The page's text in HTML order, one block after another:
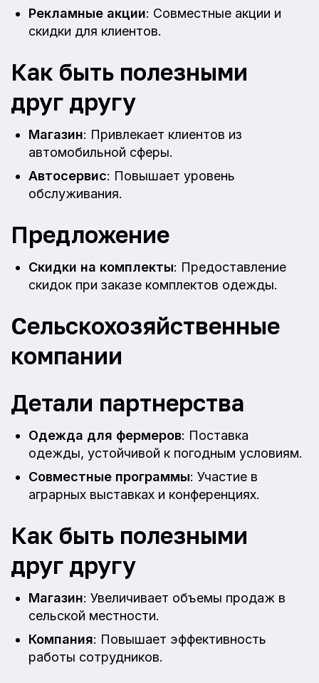
Рекламные акции: Совместные акции и
скидки для клиентов.
Как быть полезными
друг другу
Магазин: Привлекает клиентов из
автомобильной сферы.
Автосервис: Повышает уровень
обслуживания.
Предложение
Скидки на комплекты: Предоставление
скидок при заказе комплектов одежды.
Сельскохозяйственные
компании
Детали партнерства
Одежда для фермеров: Поставка
одежды, устойчивой к погодным условиям.
Совместные программы: Участие в
аграрных выставках и конференциях.
Как быть полезными
друг другу
Магазин: Увеличивает объемы продаж в
сельской местности.
Компания: Повышает эффективность
работы сотрудников.